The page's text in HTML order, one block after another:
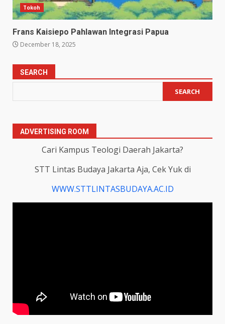
Tokoh
Frans Kaisiepo Pahlawan Integrasi Papua
December 18, 2025
SEARCH
SEARCH
ADVERTISING ROOM
Cari Kampus Teologi Daerah Jakarta?
STT Lintas Budaya Jakarta Aja, Cek Yuk di
WWW.STTLINTASBUDAYA.AC.ID